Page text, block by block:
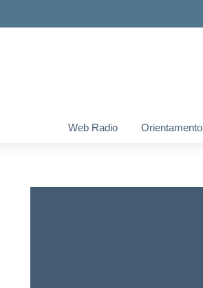
Web Radio Orientamento